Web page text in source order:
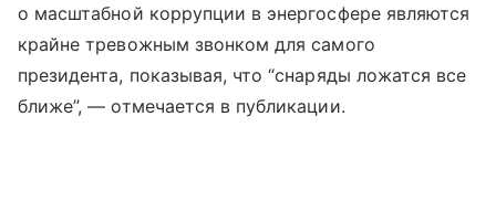
о масштабной коррупции в энергосфере являются
крайне тревожным звонком для самого
президента, показывая, что “снаряды ложатся все
ближе”, — отмечается в публикации.